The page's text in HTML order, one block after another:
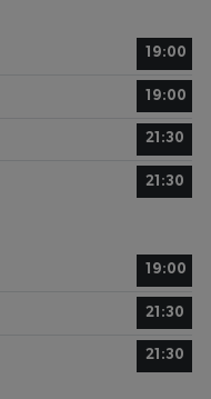
19:00
19:00
21:30
21:30
19:00
21:30
21:30